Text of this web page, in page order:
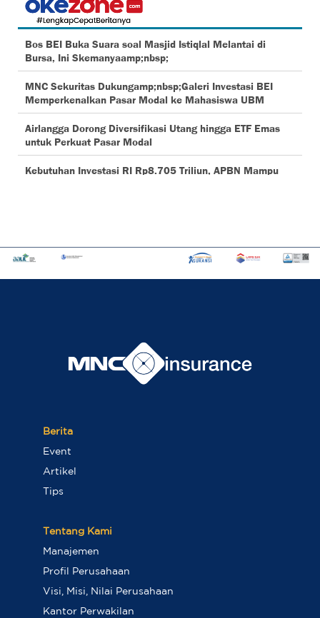
Berita
Event
Artikel
Tips
Tentang Kami
Manajemen
Profil Perusahaan
Visi, Misi, Nilai Perusahaan
Kantor Perwakilan